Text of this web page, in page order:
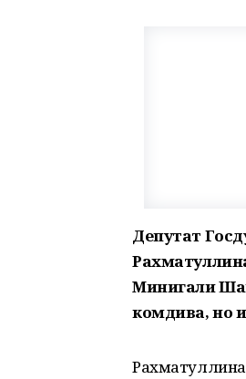
Депутат
Минигали
комдива, но
Рахматуллина